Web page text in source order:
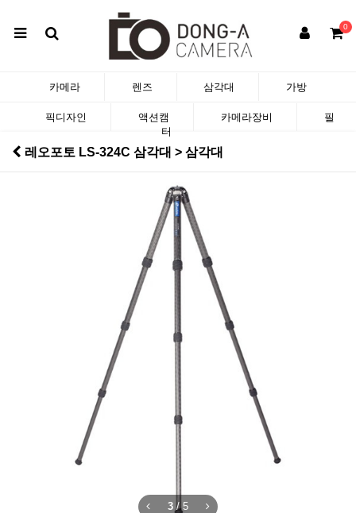
0
카메라 렌즈 삼각대 가방
픽디자인 액션캠 카메라장비
필
터
레오포토 LS-324C 삼각대 > 삼각대
3 /5